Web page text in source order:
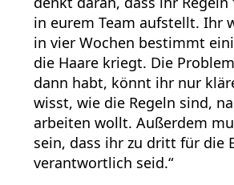
in eurem Team aufstellt. Ihr
in vier Wochen bestimmt
die Haare kriegt. Die
dann habt, könnt ihr nur
wisst, wie die Regeln sind,
arbeiten wollt. Außerdem
sein, dass ihr zu dritt für die
verantwortlich seid.“